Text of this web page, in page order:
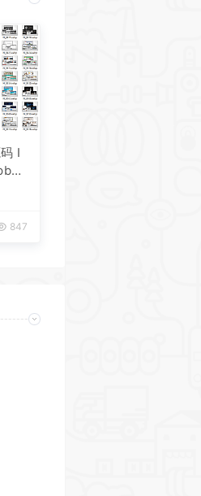
I
847